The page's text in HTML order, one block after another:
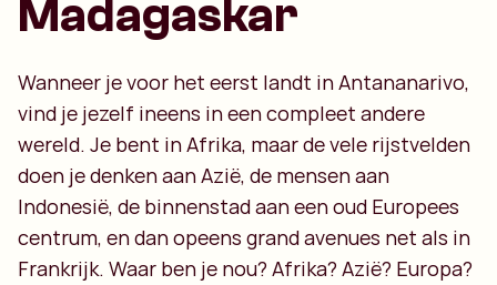
Madagaskar
Wanneer je voor het eerst landt in Antananarivo,
vind je jezelf ineens in een compleet andere
wereld. Je bent in Afrika, maar de vele rijstvelden
doen je denken aan Azië, de mensen aan
Indonesië, de binnenstad aan een oud Europees
centrum, en dan opeens grand avenues net als in
Frankrijk. Waar ben je nou? Afrika? Azië? Europa?